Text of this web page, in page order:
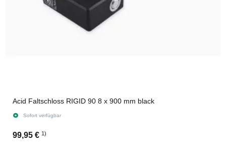
Acid Faltschloss RIGID 90 8 x 900 mm black
Sofort verfügbar
99,95 € 1)